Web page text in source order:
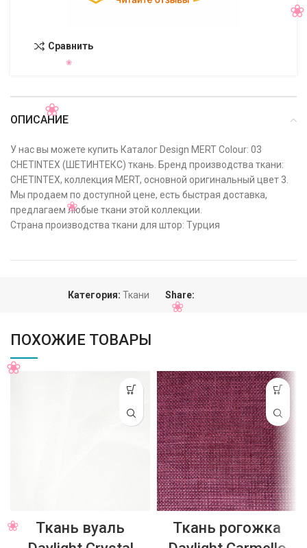
Сравнить
ОПИСАНИЕ
У нас вы можете купить Каталог Design MERT Colour: 03
CHETINTEX (ШЕТИНТЕКС) ткань. Бренд производства ткани:
CHETINTEX, коллекция MERT, основной оригинальный цвет 3.
Мы продаем по доступной цене, есть быстрая доставка,
предлагаем любые ткани этой коллекции.
Страна производства ткани для штор: Турция
Категория: Ткани Share:
ПОХОЖИЕ ТОВАРЫ
Ткань вуаль
Ткань рогожка